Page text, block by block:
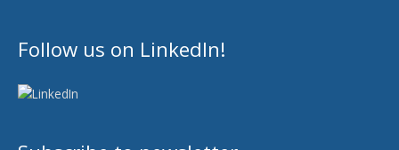
Follow us on LinkedIn!